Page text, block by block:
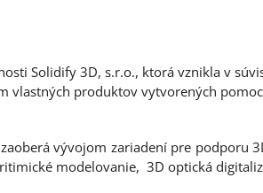
Solidify 3D, s.r.o., ktorá vznikla v
produktov vytvorených
vývojom zariadení pre podporu
modelovanie, 3D optická